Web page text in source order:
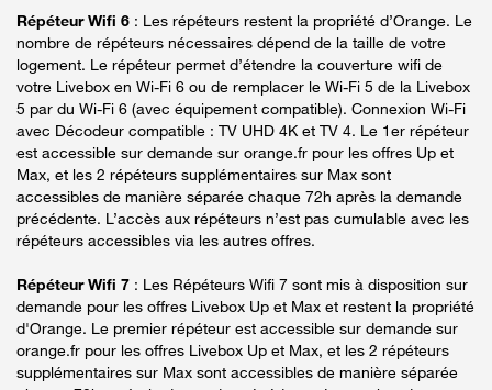
Répéteur Wifi 6 : Les répéteurs restent la propriété d’Orange. Le
nombre de répéteurs nécessaires dépend de la taille de votre
logement. Le répéteur permet d’étendre la couverture wifi de
votre Livebox en Wi-Fi 6 ou de remplacer le Wi-Fi 5 de la Livebox
5 par du Wi-Fi 6 (avec équipement compatible). Connexion Wi-Fi
avec Décodeur compatible : TV UHD 4K et TV 4. Le 1er répéteur
est accessible sur demande sur orange.fr pour les offres Up et
Max, et les 2 répéteurs supplémentaires sur Max sont
accessibles de manière séparée chaque 72h après la demande
précédente. L’accès aux répéteurs n’est pas cumulable avec les
répéteurs accessibles via les autres offres.
Répéteur Wifi 7 : Les Répéteurs Wifi 7 sont mis à disposition sur
demande pour les offres Livebox Up et Max et restent la propriété
d'Orange. Le premier répéteur est accessible sur demande sur
orange.fr pour les offres Livebox Up et Max, et les 2 répéteurs
supplémentaires sur Max sont accessibles de manière séparée